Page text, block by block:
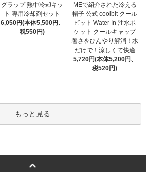
グラップ 熱中冷却キッ
ト 専用冷却剤セット
6,050円(本体5,500円、
税550円)
MEで紹介された冷える
帽子 公式 coolbit クール
ビット Water In 注水ポ
ケット クールキャップ
暑さをひんやり解消！水
だけで！涼しくて快適
5,720円(本体5,200円、
税520円)
もっと見る